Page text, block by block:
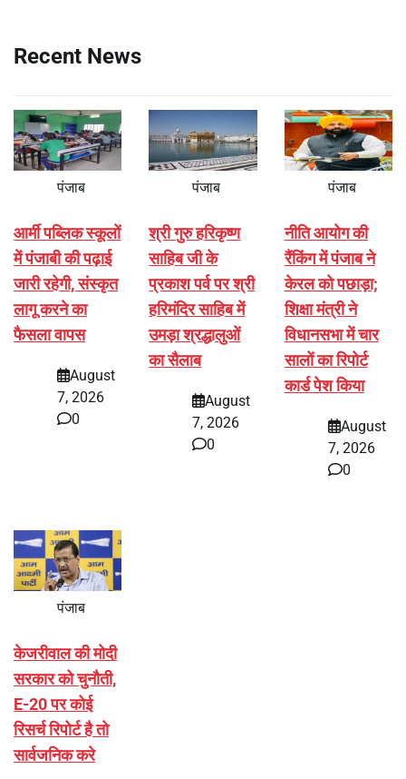
Recent News
पंजाब
आर्मी पब्लिक स्कूलों
में पंजाबी की पढ़ाई
जारी रहेगी, संस्कृत
लागू करने का
फैसला वापस
August
7, 2026
0
पंजाब
श्री गुरु हरिकृष्ण
साहिब जी के
प्रकाश पर्व पर श्री
हरिमंदिर साहिब में
उमड़ा श्रद्धालुओं
का सैलाब
August
7, 2026
0
पंजाब
नीति आयोग की
रैंकिंग में पंजाब ने
केरल को पछाड़ा;
शिक्षा मंत्री ने
विधानसभा में चार
सालों का रिपोर्ट
कार्ड पेश किया
August
7, 2026
0
पंजाब
केजरीवाल की मोदी
सरकार को चुनौती,
E-20 पर कोई
रिसर्च रिपोर्ट है तो
सार्वजनिक करे